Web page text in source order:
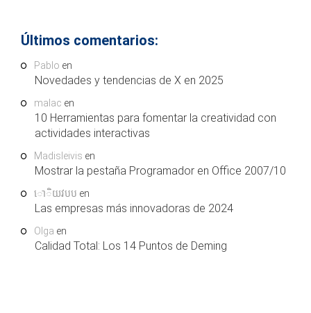
Últimos comentarios:
Pablo en
Novedades y tendencias de X en 2025
malac en
10 Herramientas para fomentar la creatividad con
actividades interactivas
Madisleivis en
Mostrar la pestaña Programador en Office 2007/10
ោិយវបប en
Las empresas más innovadoras de 2024
Olga en
Calidad Total: Los 14 Puntos de Deming